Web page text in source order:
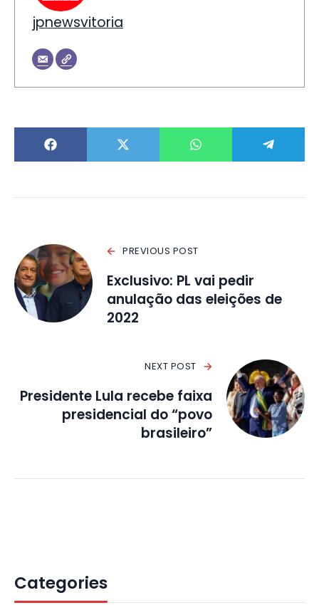
jpnewsvitoria
PREVIOUS POST
Exclusivo: PL vai pedir
anulação das eleições de
2022
NEXT POST
Presidente Lula recebe faixa
presidencial do “povo
brasileiro”
Categories